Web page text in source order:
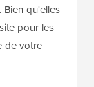
qu'elles
pour les
de votre